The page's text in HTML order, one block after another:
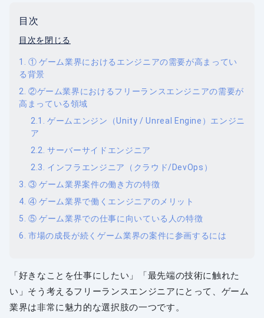
目次
目次を閉じる
① ゲーム業界におけるエンジニアの需要が高まってい
る背景
②ゲーム業界におけるフリーランスエンジニアの需要が
高まっている領域
ゲームエンジン（Unity / Unreal Engine）エンジニ
ア
サーバーサイドエンジニア
インフラエンジニア（クラウド/DevOps）
③ ゲーム業界案件の働き方の特徴
④ ゲーム業界で働くエンジニアのメリット
⑤ ゲーム業界での仕事に向いている人の特徴
市場の成長が続くゲーム業界の案件に参画するには
「好きなことを仕事にしたい」「最先端の技術に触れた
い」そう考えるフリーランスエンジニアにとって、ゲーム
業界は非常に魅力的な選択肢の一つです。